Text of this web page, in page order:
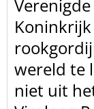
wereld te
niet uit